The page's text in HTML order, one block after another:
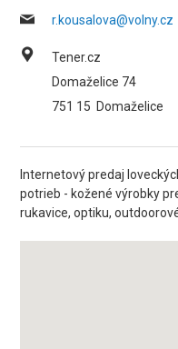
r.kousalova@volny.cz
Tener.cz
Domaželice 74
751 15 Domaželice
Internetový predaj
potrieb - kožené výrobky
rukavice, optiku,